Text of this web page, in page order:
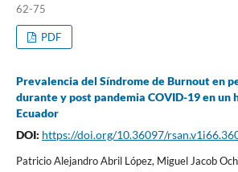
62-75
PDF
Prevalencia del Síndrome de Burnout en
durante y post pandemia COVID-19 en un
Ecuador
DOI: https://doi.org/10.36097/
Patricio Alejandro Abril López, Miguel Jacob